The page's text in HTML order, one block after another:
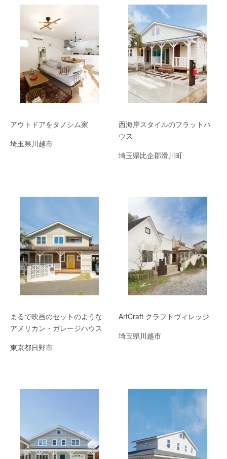
アウトドアをタノシム家
埼玉県川越市
西海岸スタイルのフラットハ
ウス
埼玉県比企郡滑川町
まるで映画のセットのような
アメリカン・ガレージハウス
東京都日野市
ArtCraft クラフトヴィレッジ
埼玉県川越市